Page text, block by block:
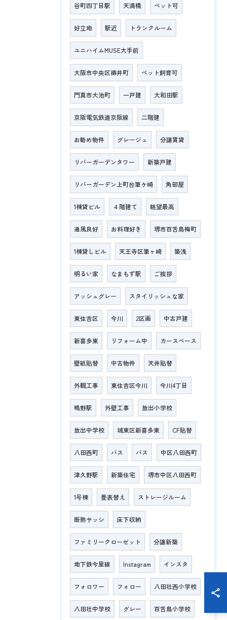
谷町四丁目駅 天満橋 ペット可
好立地 駅近 トランクルーム
ユニハイムMUSE大手前
大阪市中央区徳井町 ペット飼育可
門真市大池町 一戸建 大和田駅
京阪電気鉄道京阪線 二階建
お勧め物件 グレージュ 分譲賃貸
リバーガーデンタワー 新築戸建
リバーガーデン上町台筆ケ崎 角部屋
1棟貸ビル ４階建て 眺望最高
通風良好 お料理好き 堺市百舌鳥梅町
1棟貸しビル 天王寺区筆ヶ崎 築浅
明るい家 なまもず駅 ご挨拶
アッシュグレー スタイリッシュな家
東住吉区 今川 2区画 中古戸建
新喜多東 リフォーム中 カースペース
壁紙貼替 中古物件 天井貼替
外観工事 東住吉区今川 今川4丁目
鴫野駅 外壁工事 放出小学校
放出中学校 城東区新喜多東 CF貼替
八田西町 バス バス 中区八田西町
津久野駅 新築住宅 堺市中区八田西町
1号棟 畳表替え ストレージルーム
断熱サッシ 床下収納
ファミリークローゼット 分譲新築
地下鉄今里線 Instagram インスタ
フォロワー フォロー 八田壮西小学校
八田壮中学校 グレー 百舌鳥小学校